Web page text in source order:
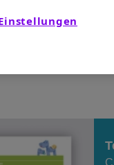
по вакцинации
каждого возраста.